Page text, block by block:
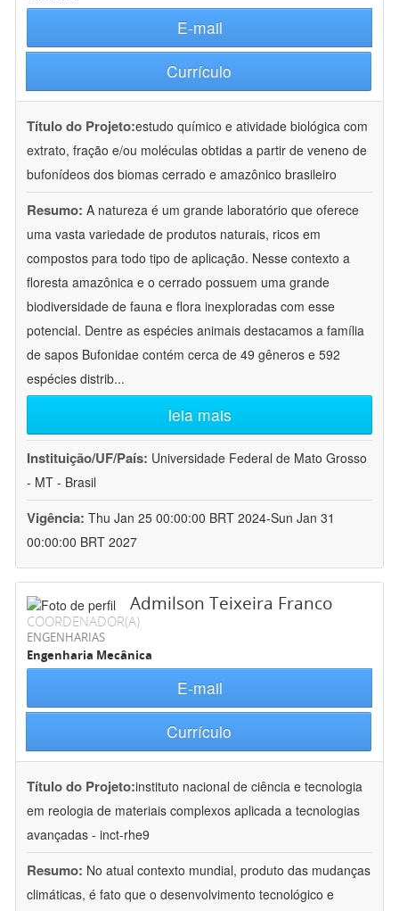
E-mail
Currículo
Título do Projeto:estudo químico e atividade biológica com
extrato, fração e/ou moléculas obtidas a partir de veneno de
bufonídeos dos biomas cerrado e amazônico brasileiro
Resumo: A natureza é um grande laboratório que oferece
uma vasta variedade de produtos naturais, ricos em
compostos para todo tipo de aplicação. Nesse contexto a
floresta amazônica e o cerrado possuem uma grande
biodiversidade de fauna e flora inexploradas com esse
potencial. Dentre as espécies animais destacamos a família
de sapos Bufonidae contém cerca de 49 gêneros e 592
espécies distrib...
leia mais
Instituição/UF/País: Universidade Federal de Mato Grosso
- MT - Brasil
Vigência: Thu Jan 25 00:00:00 BRT 2024-Sun Jan 31
00:00:00 BRT 2027
Admilson Teixeira Franco
COORDENADOR(A)
ENGENHARIAS
Engenharia Mecânica
E-mail
Currículo
Título do Projeto:instituto nacional de ciência e tecnologia
em reologia de materiais complexos aplicada a tecnologias
avançadas - inct-rhe9
Resumo: No atual contexto mundial, produto das mudanças
climáticas, é fato que o desenvolvimento tecnológico e